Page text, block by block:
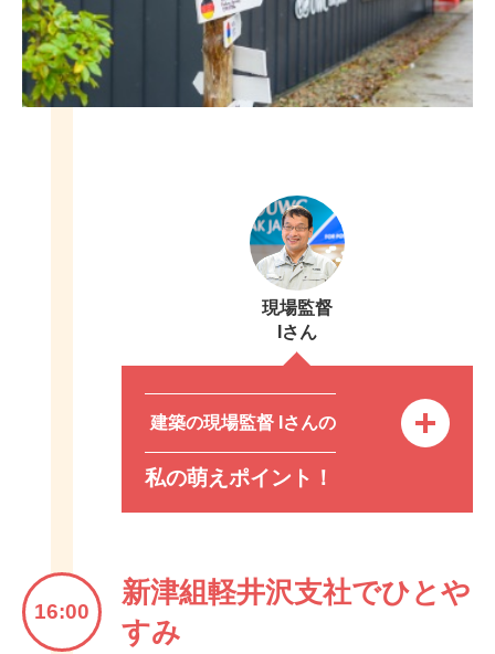
現場監督
Iさん
建築の現場監督 Iさんの
私の萌えポイント！
16:00
新津組軽井沢支社でひとや
すみ